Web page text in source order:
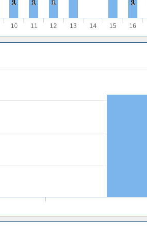
1
1 1
1 1
1 1
1
10 11 12 13 14 15 16